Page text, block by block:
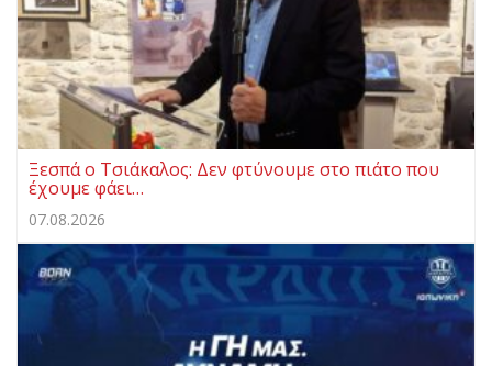
Ξεσπά ο Τσιάκαλος: Δεν φτύνουμε στο πιάτο που
έχουμε φάει…
07.08.2026